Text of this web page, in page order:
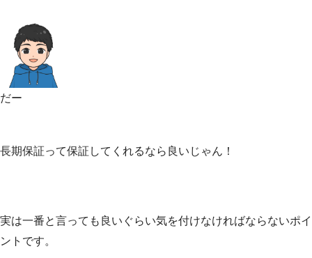
だー
長期保証って保証してくれるなら良いじゃん！
実は一番と言っても良いぐらい気を付けなければならないポイ
ントです。